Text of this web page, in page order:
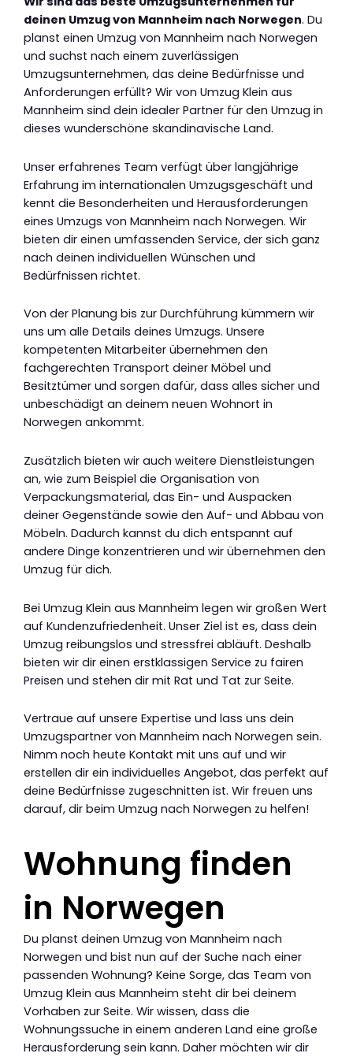
deinen Umzug von Mannheim nach Norwegen. Du
planst einen Umzug von Mannheim nach Norwegen
und suchst nach einem zuverlässigen
Umzugsunternehmen, das deine Bedürfnisse und
Anforderungen erfüllt? Wir von Umzug Klein aus
Mannheim sind dein idealer Partner für den Umzug in
dieses wunderschöne skandinavische Land.
Unser erfahrenes Team verfügt über langjährige
Erfahrung im internationalen Umzugsgeschäft und
kennt die Besonderheiten und Herausforderungen
eines Umzugs von Mannheim nach Norwegen. Wir
bieten dir einen umfassenden Service, der sich ganz
nach deinen individuellen Wünschen und
Bedürfnissen richtet.
Von der Planung bis zur Durchführung kümmern wir
uns um alle Details deines Umzugs. Unsere
kompetenten Mitarbeiter übernehmen den
fachgerechten Transport deiner Möbel und
Besitztümer und sorgen dafür, dass alles sicher und
unbeschädigt an deinem neuen Wohnort in
Norwegen ankommt.
Zusätzlich bieten wir auch weitere Dienstleistungen
an, wie zum Beispiel die Organisation von
Verpackungsmaterial, das Ein- und Auspacken
deiner Gegenstände sowie den Auf- und Abbau von
Möbeln. Dadurch kannst du dich entspannt auf
andere Dinge konzentrieren und wir übernehmen den
Umzug für dich.
Bei Umzug Klein aus Mannheim legen wir großen Wert
auf Kundenzufriedenheit. Unser Ziel ist es, dass dein
Umzug reibungslos und stressfrei abläuft. Deshalb
bieten wir dir einen erstklassigen Service zu fairen
Preisen und stehen dir mit Rat und Tat zur Seite.
Vertraue auf unsere Expertise und lass uns dein
Umzugspartner von Mannheim nach Norwegen sein.
Nimm noch heute Kontakt mit uns auf und wir
erstellen dir ein individuelles Angebot, das perfekt auf
deine Bedürfnisse zugeschnitten ist. Wir freuen uns
darauf, dir beim Umzug nach Norwegen zu helfen!
Wohnung finden
in Norwegen
Du planst deinen Umzug von Mannheim nach
Norwegen und bist nun auf der Suche nach einer
passenden Wohnung? Keine Sorge, das Team von
Umzug Klein aus Mannheim steht dir bei deinem
Vorhaben zur Seite. Wir wissen, dass die
Wohnungssuche in einem anderen Land eine große
Herausforderung sein kann. Daher möchten wir dir